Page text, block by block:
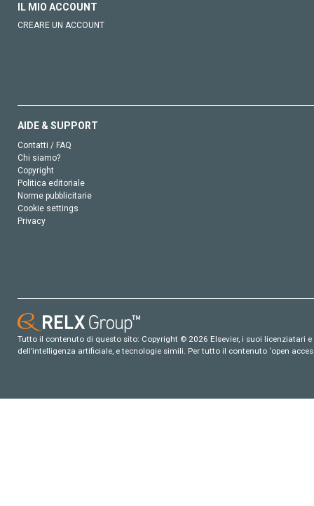
IL MIO ACCOUNT
CREARE UN ACCOUNT
AIDE & SUPPORT
Contatti / FAQ
Chi siamo?
Copyright
Politica editoriale
Norme pubblicitarie
Cookie settings
Privacy
Tutto il contenuto di questo sito: Copyright © 2026 Elsevier, i suoi
dell’intelligenza artificiale, e tecnologie simili. Per tutto il contenuto ‘open